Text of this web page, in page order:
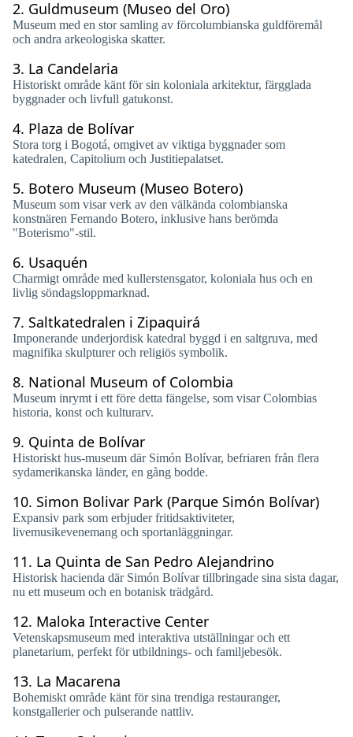
2. Guldmuseum (Museo del Oro)
Museum med en stor samling av förcolumbianska guldföremål
och andra arkeologiska skatter.
3. La Candelaria
Historiskt område känt för sin koloniala arkitektur, färgglada
byggnader och livfull gatukonst.
4. Plaza de Bolívar
Stora torg i Bogotá, omgivet av viktiga byggnader som
katedralen, Capitolium och Justitiepalatset.
5. Botero Museum (Museo Botero)
Museum som visar verk av den välkända colombianska
konstnären Fernando Botero, inklusive hans berömda
"Boterismo"-stil.
6. Usaquén
Charmigt område med kullerstensgator, koloniala hus och en
livlig söndagsloppmarknad.
7. Saltkatedralen i Zipaquirá
Imponerande underjordisk katedral byggd i en saltgruva, med
magnifika skulpturer och religiös symbolik.
8. National Museum of Colombia
Museum inrymt i ett före detta fängelse, som visar Colombias
historia, konst och kulturarv.
9. Quinta de Bolívar
Historiskt hus-museum där Simón Bolívar, befriaren från flera
sydamerikanska länder, en gång bodde.
10. Simon Bolivar Park (Parque Simón Bolívar)
Expansiv park som erbjuder fritidsaktiviteter,
livemusikevenemang och sportanläggningar.
11. La Quinta de San Pedro Alejandrino
Historisk hacienda där Simón Bolívar tillbringade sina sista dagar,
nu ett museum och en botanisk trädgård.
12. Maloka Interactive Center
Vetenskapsmuseum med interaktiva utställningar och ett
planetarium, perfekt för utbildnings- och familjebesök.
13. La Macarena
Bohemiskt område känt för sina trendiga restauranger,
konstgallerier och pulserande nattliv.